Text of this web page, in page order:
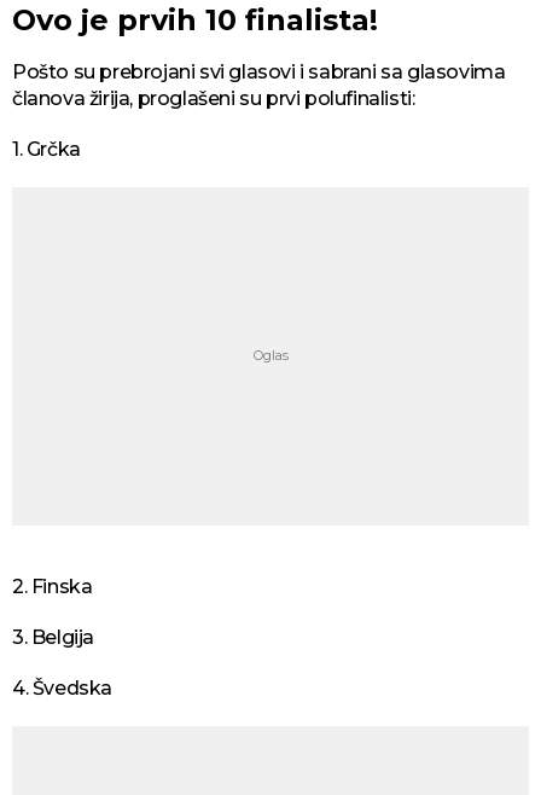
Ovo je prvih 10 finalista!
Pošto su prebrojani svi glasovi i sabrani sa glasovima
članova žirija, proglašeni su prvi polufinalisti:
1. Grčka
2. Finska
3. Belgija
4. Švedska